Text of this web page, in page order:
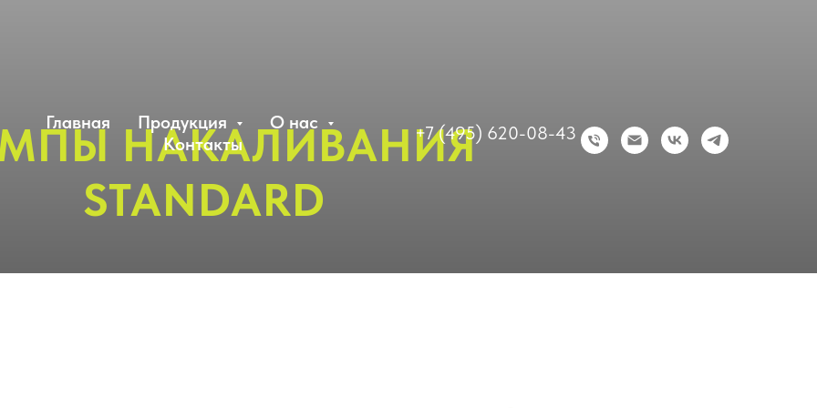
Главная Продукция
О нас
Контакты
+7 (495) 620-08-43
НАКАЛИВАНИЯ
STANDARD